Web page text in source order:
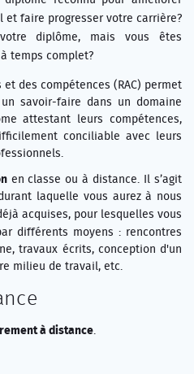
faire progresser votre carrière?
diplôme, mais vous êtes
temps complet?
des compétences (RAC) permet
savoir-faire dans un domaine
attestant leurs compétences,
conciliable avec leurs
en classe ou à distance. Il s’agit
laquelle vous aurez à nous
acquises, pour lesquelles vous
différents moyens : rencontres
travaux écrits, conception d'un
milieu de travail, etc.
à distance.